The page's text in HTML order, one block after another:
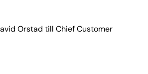
Orstad till Chief Customer